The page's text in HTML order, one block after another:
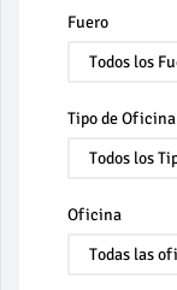
Fuero
Tipo de Oficina
Oficina